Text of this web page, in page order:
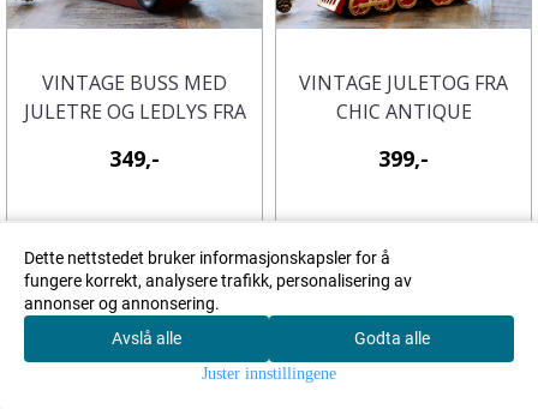
Søk
VINTAGE BUSS MED
JULETRE OG LEDLYS FRA
349,-
Kjøp
VINTAGE JULETOG FRA
CHIC ANTIQUE
399,-
Kjøp
Dette nettstedet bruker informasjonskapsler for å
fungere korrekt, analysere trafikk, personalisering av
annonser og annonsering.
Avslå alle
Godta alle
Juster innstillingene